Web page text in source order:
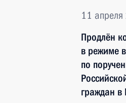
11
Продлён
в режиме
по
граждан